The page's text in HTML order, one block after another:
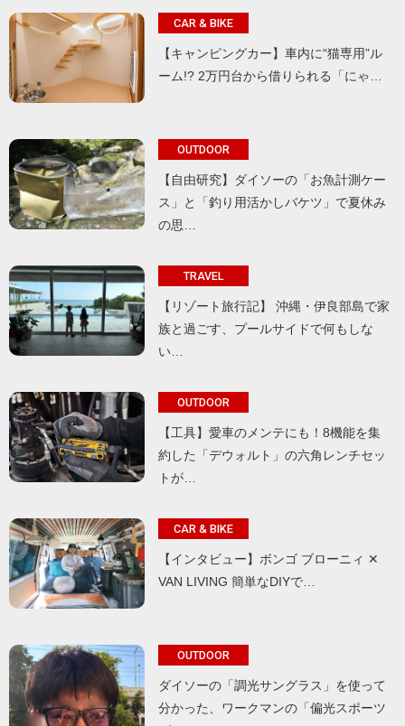
CAR & BIKE
【キャンピングカー】車内に“猫専用”ル
ーム!? 2万円台から借りられる「にゃ…
OUTDOOR
【自由研究】ダイソーの「お魚計測ケー
ス」と「釣り用活かしバケツ」で夏休み
の思…
TRAVEL
【リゾート旅行記】 沖縄・伊良部島で家
族と過ごす、プールサイドで何もしな
い…
OUTDOOR
【工具】愛車のメンテにも！8機能を集
約した「デウォルト」の六角レンチセッ
トが…
CAR & BIKE
【インタビュー】ボンゴ ブローニィ ✕
VAN LIVING 簡単なDIYで…
OUTDOOR
ダイソーの「調光サングラス」を使って
分かった、ワークマンの「偏光スポーツ